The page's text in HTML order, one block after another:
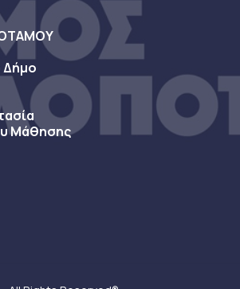
Δήμο
Μάθησης